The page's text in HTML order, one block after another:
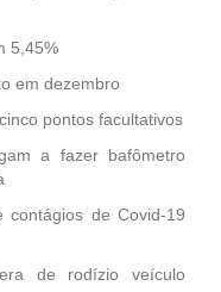
5,45%
em dezembro
pontos facultativos
a fazer bafômetro
contágios de Covid-19
de rodízio veículo